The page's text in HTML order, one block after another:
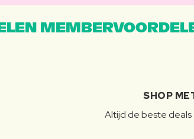
SHOP
Altijd de beste